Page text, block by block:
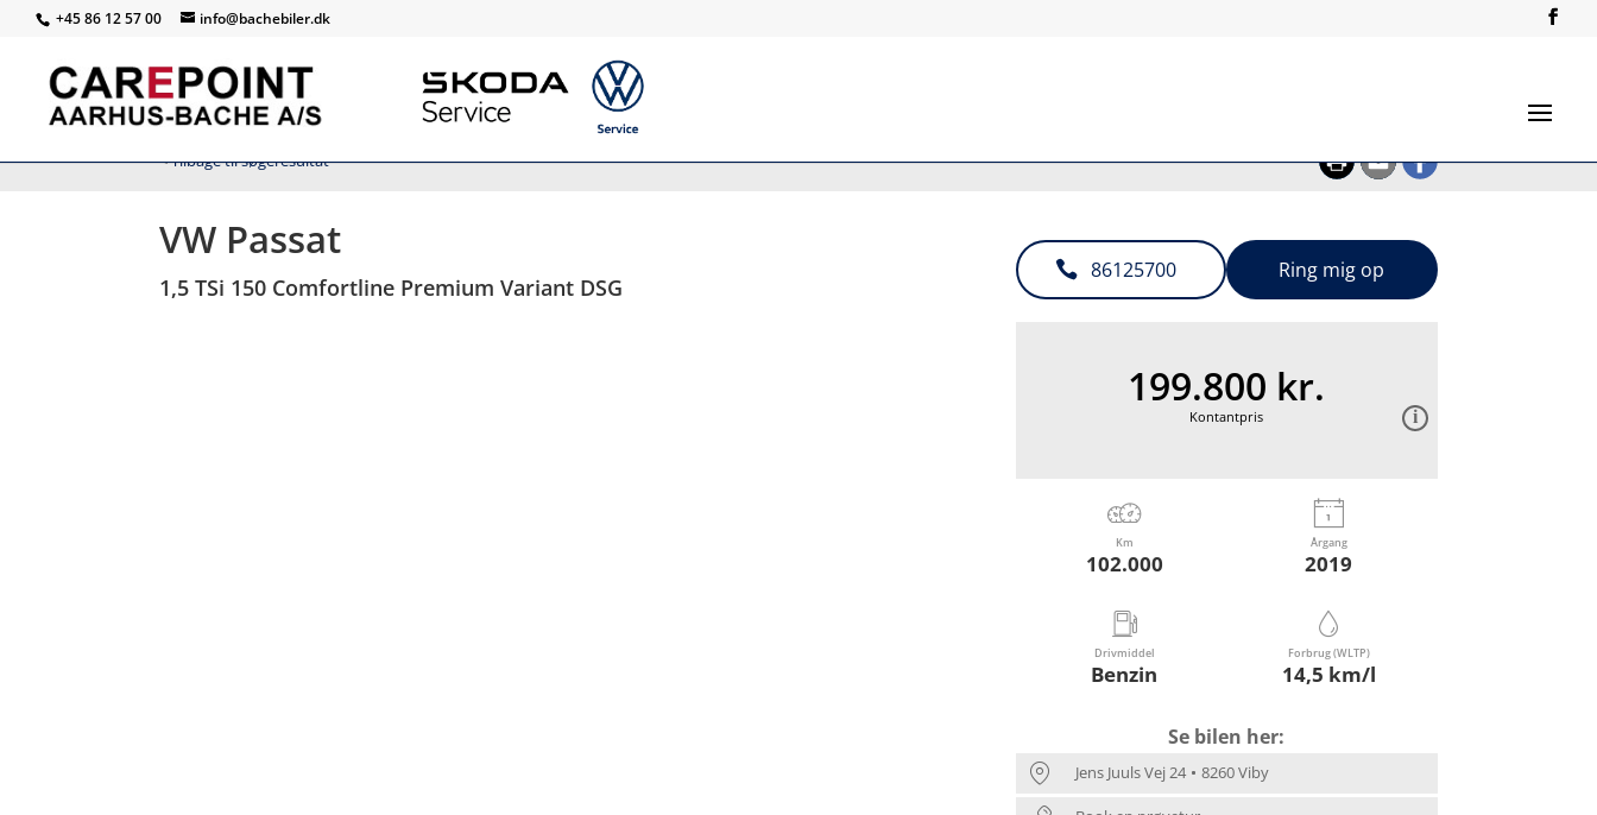
+45 86 12 57 00 info@bachebiler.dk
<Tilbage til søgeresultat
VW Passat
1,5 TSi 150 Comfortline Premium Variant DSG
86125700 Ring mig op
199.800 kr.
Kontantpris
Km
102.000
Årgang
2019
Drivmiddel
Benzin
Forbrug (WLTP)
14,5 km/l
Se bilen her:
Jens Juuls Vej 24 8260 Viby